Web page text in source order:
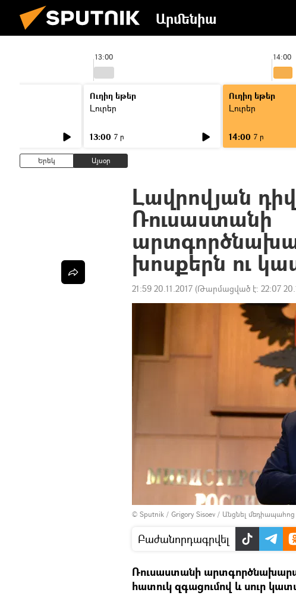
Արմենիա
13:00 14:00
Ուղիղ եթեր
Լուրեր
13:00 7 ր
Ուղիղ եթեր
Լուրեր
14:00 7 ր
Երեկ Այսօր
Լավրովյան
Ռուսաստանի
խոսքերն ու
21:59 20.11.2017 (Թարմացված է: 22:07
© Sputnik / Grigory Sisoev / Անցնել մեդիապահոց
Բաժանորդագրվել
Ռուսաստանի
հատուկ զգացումով և սուր